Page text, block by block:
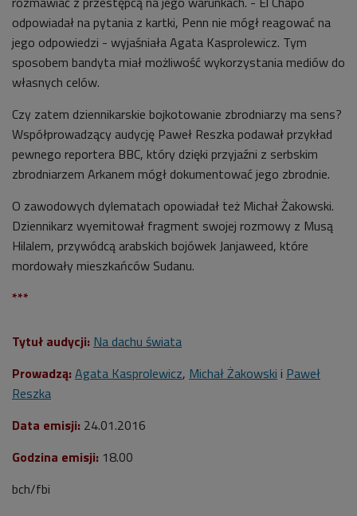
odpowiadał na pytania z kartki, Penn nie mógł reagować na
jego odpowiedzi - wyjaśniała Agata Kasprolewicz. Tym
sposobem bandyta miał możliwość wykorzystania mediów do
własnych celów.
Czy zatem dziennikarskie bojkotowanie zbrodniarzy ma sens?
Współprowadzący audycję Paweł Reszka podawał przykład
pewnego reportera BBC, który dzięki przyjaźni z serbskim
zbrodniarzem Arkanem mógł dokumentować jego zbrodnie.
O zawodowych dylematach opowiadał też Michał Żakowski.
Dziennikarz wyemitował fragment swojej rozmowy z Musą
Hilalem, przywódcą arabskich bojówek Janjaweed, które
mordowały mieszkańców Sudanu.
***
Tytuł audycji: Na dachu świata
Prowadzą: Agata Kasprolewicz, Michał Żakowski i Paweł
Reszka
Data emisji: 24.01.2016
Godzina emisji: 18.00
bch/fbi